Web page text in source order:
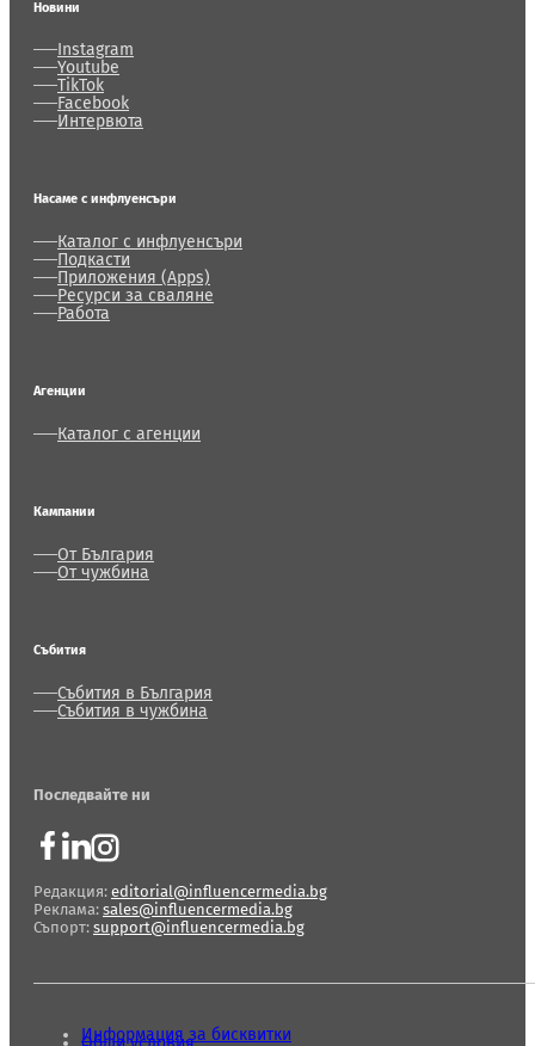
Новини
Instagram
Youtube
TikTok
Facebook
Интервюта
Насаме с инфлуенсъри
Каталог с инфлуенсъри
Подкасти
Приложения (Apps)
Ресурси за сваляне
Работа
Агенции
Каталог с агенции
Кампании
От България
От чужбина
Събития
Събития в България
Събития в чужбина
Последвайте ни
Редакция: editorial@influencermedia.bg
Реклама: sales@influencermedia.bg
Съпорт: support@influencermedia.bg
Информация за бисквитки